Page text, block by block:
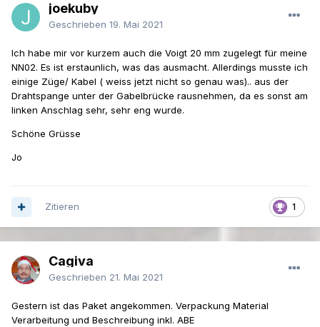
joekuby
Geschrieben 19. Mai 2021
Ich habe mir vor kurzem auch die Voigt 20 mm zugelegt für meine
NN02. Es ist erstaunlich, was das ausmacht. Allerdings musste ich
einige Züge/ Kabel ( weiss jetzt nicht so genau was).. aus der
Drahtspange unter der Gabelbrücke rausnehmen, da es sonst am
linken Anschlag sehr, sehr eng wurde.
Schöne Grüsse
Jo
1
Zitieren
Cagiva
Geschrieben 21. Mai 2021
Gestern ist das Paket angekommen. Verpackung Material
Verarbeitung und Beschreibung inkl. ABE